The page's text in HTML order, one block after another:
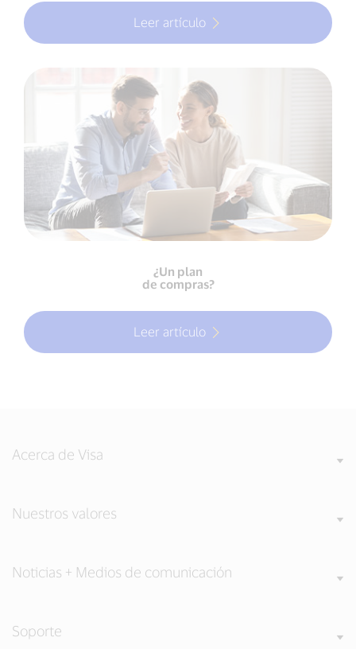
Leer artículo
¿Un plan
de compras?
Leer artículo
Acerca de Visa
Nuestros valores
Noticias + Medios de comunicación
Soporte